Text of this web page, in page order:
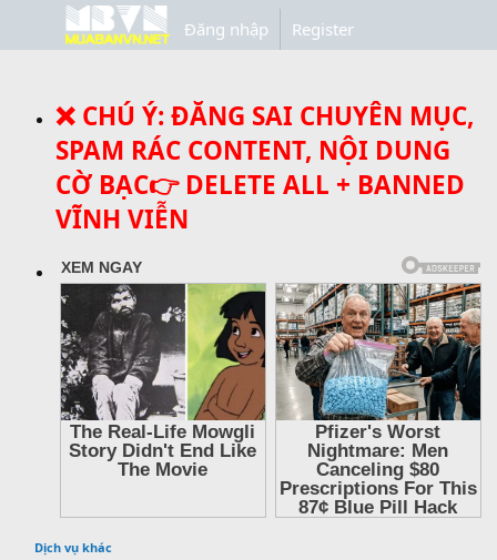
Đăng nhập Register
❌ CHÚ Ý: ĐĂNG SAI CHUYÊN MỤC,
SPAM RÁC CONTENT, NỘI DUNG
CỜ BẠC👉 DELETE ALL + BANNED
VĨNH VIỄN
Dịch vụ khác